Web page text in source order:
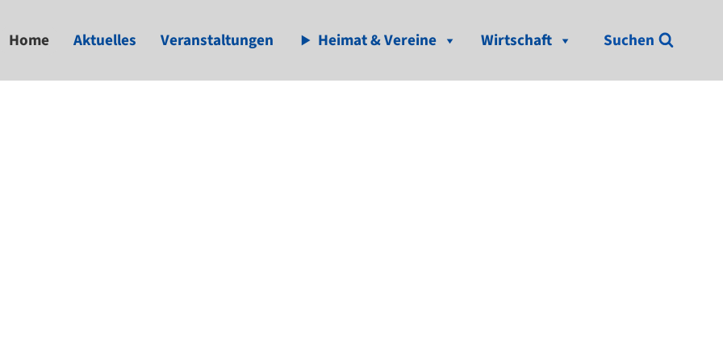
Home Aktuelles Veranstaltungen Heimat & Vereine Wirtschaft Suchen